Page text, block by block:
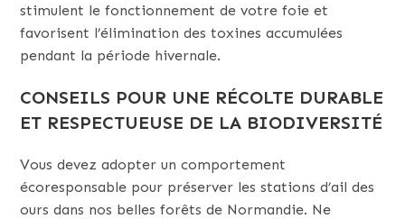
stimulent le fonctionnement de votre foie et
favorisent l’élimination des toxines accumulées
pendant la période hivernale.
CONSEILS POUR UNE RÉCOLTE DURABLE
ET RESPECTUEUSE DE LA BIODIVERSITÉ
Vous devez adopter un comportement
écoresponsable pour préserver les stations d’ail des
ours dans nos belles forêts de Normandie. Ne